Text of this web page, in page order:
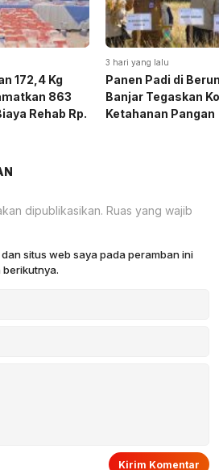
172,4 Kg
863
Rehab Rp.
3 hari yang lalu
Panen Padi di
Banjar Tegaskan
Ketahanan Pangan
dipublikasikan. Ruas yang wajib
situs web saya pada peramban ini
berikutnya.